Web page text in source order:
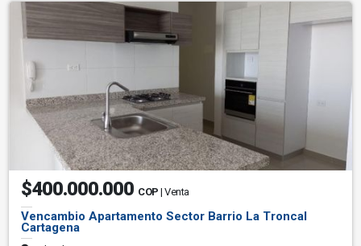
$400.000.000 COP | Venta
Vencambio Apartamento Sector Barrio La Troncal
Cartagena